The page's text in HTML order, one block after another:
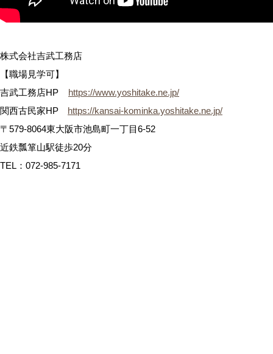
株式会社吉武工務店
【職場見学可】
吉武工務店HP https://www.yoshitake.ne.jp/
関西古民家HP https://kansai-kominka.yoshitake.ne.jp/
〒579-8064東大阪市池島町一丁目6-52
近鉄瓢箪山駅徒歩20分
TEL：072-985-7171